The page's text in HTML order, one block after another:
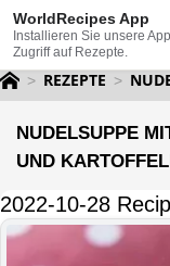
WorldRecipes App
Installieren Sie unsere
Zugriff auf Rezepte.
REZEPTE
NUDELSUPPE
UND
2022-10-28